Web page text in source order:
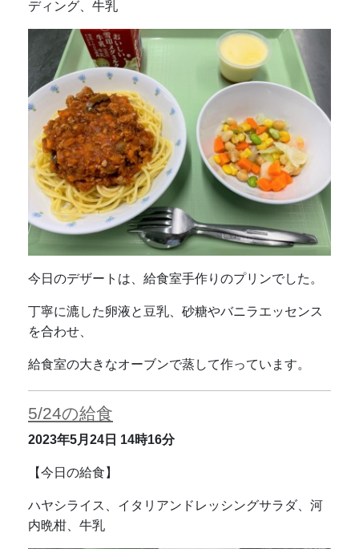
ディング、牛乳
今日のデザートは、給食室手作りのプリンでした。
丁寧に漉した卵液と豆乳、砂糖やバニラエッセンス
を合わせ、
給食室の大きなオーブンで蒸して作っています。
5/24の給食
2023年5月24日 14時16分
【今日の給食】
ハヤシライス、イタリアンドレッシングサラダ、河
内晩柑、牛乳